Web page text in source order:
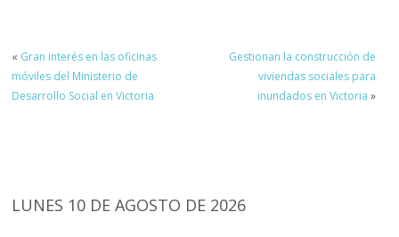
« Gran interés en las oficinas
móviles del Ministerio de
Desarrollo Social en Victoria
Gestionan la construcción de
viviendas sociales para
inundados en Victoria »
LUNES 10 DE AGOSTO DE 2026